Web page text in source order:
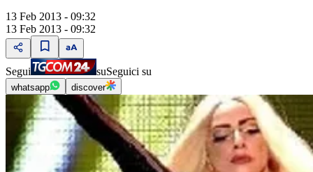
13 Feb 2013 - 09:32
13 Feb 2013 - 09:32
Segui suSeguici su
whatsapp discover